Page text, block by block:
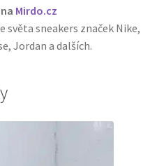
Mirdo.cz
světa sneakers značek Nike,
Jordan a dalších.